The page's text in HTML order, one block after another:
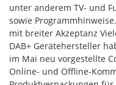
unter anderem TV- und
sowie
mit breiter Akzeptanz
DAB+ Gerätehersteller
im Mai neu vorgestellte
Online- und Offline-